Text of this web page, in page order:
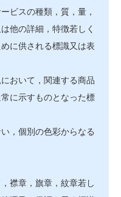
ビスの種類，質，量，
他の詳細，特徴若しく
に供される標識又は表
おいて，関連する商品
に示すものとなった標
，個別の色彩からなる
襟章，旗章，紋章若し